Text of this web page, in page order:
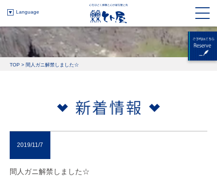
Language
TOP > 間人ガニ解禁しました☆
2019/11/7
間人ガニ解禁しました☆